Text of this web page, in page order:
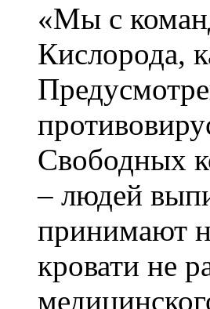
«Мы с
Кислорода,
Свободных
– людей
принимают
кровати не